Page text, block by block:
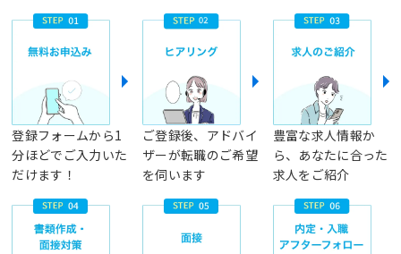
登録フォームから1
分ほどでご入力いた
だけます！
ご登録後、アドバイ
ザーが転職のご希望
を伺います
豊富な求人情報か
ら、あなたに合った
求人をご紹介